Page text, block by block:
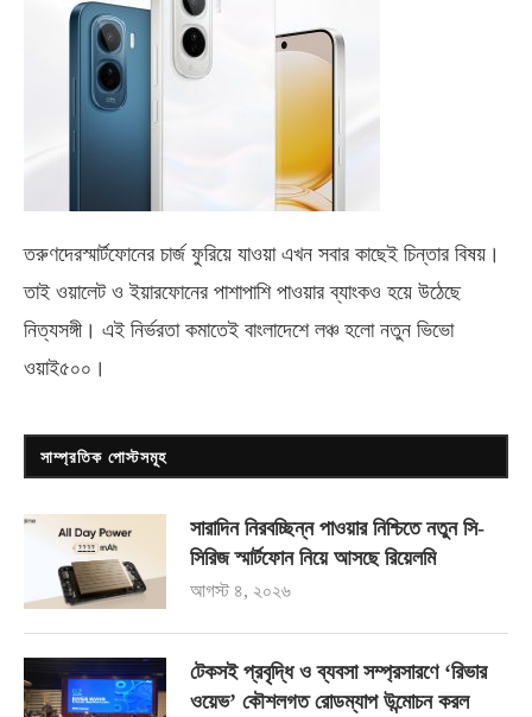
তরুণদেরস্মার্টফোনের চার্জ ফুরিয়ে যাওয়া এখন সবার কাছেই চিন্তার বিষয়।
তাই ওয়ালেট ও ইয়ারফোনের পাশাপাশি পাওয়ার ব্যাংকও হয়ে উঠেছে
নিত্যসঙ্গী। এই নির্ভরতা কমাতেই বাংলাদেশে লঞ্চ হলো নতুন ভিভো
ওয়াই৫০০ ।
সাম্প্রতিক পোস্টসমূহ
সারাদিন নিরবচ্ছিন্ন পাওয়ার নিশ্চিতে নতুন সি-
সিরিজ স্মার্টফোন নিয়ে আসছে রিয়েলমি
আগস্ট ৪, ২০২৬
টেকসই প্রবৃদ্ধি ও ব্যবসা সম্প্রসারণে ‘রিভার
ওয়েভ’ কৌশলগত রোডম্যাপ উন্মোচন করল